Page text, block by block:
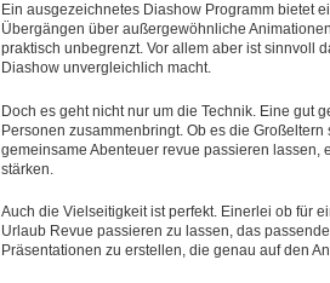
Ein ausgezeichnetes Diashow Programm bietet
Übergängen über außergewöhnliche
praktisch unbegrenzt. Vor allem aber ist sinnvoll
Diashow unvergleichlich macht.
Doch es geht nicht nur um die Technik. Eine gut
Personen zusammenbringt. Ob es die
gemeinsame Abenteuer revue passieren
stärken.
Auch die Vielseitigkeit ist perfekt. Einerlei ob für
Urlaub Revue passieren zu lassen, das
Präsentationen zu erstellen, die genau auf den